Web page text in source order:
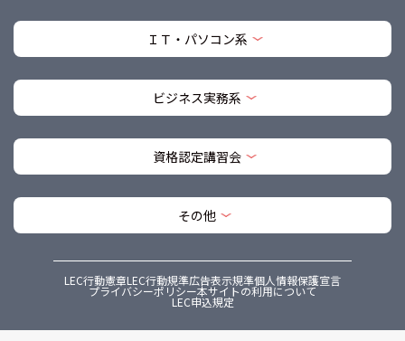
ＩＴ・パソコン系
ビジネス実務系
資格認定講習会
その他
LEC行動憲章LEC行動規準広告表示規準個人情報保護宣言
プライバシーポリシー本サイトの利用について
LEC申込規定